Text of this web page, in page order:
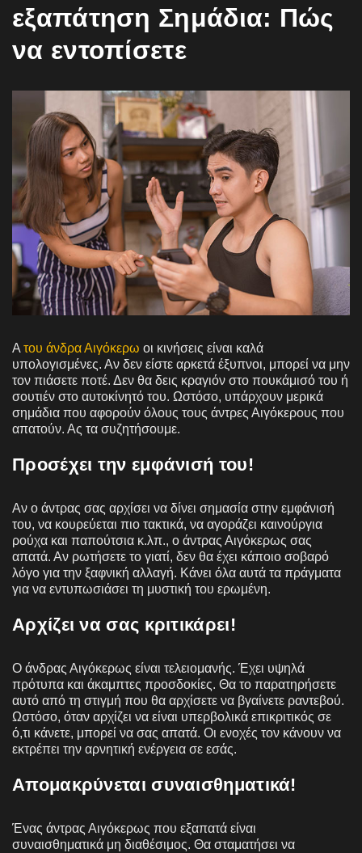
εξαπάτηση Σημάδια: Πώς
να εντοπίσετε
A του άνδρα Αιγόκερω οι κινήσεις είναι καλά
υπολογισμένες. Αν δεν είστε αρκετά έξυπνοι, μπορεί να μην
τον πιάσετε ποτέ. Δεν θα δεις κραγιόν στο πουκάμισό του ή
σουτιέν στο αυτοκίνητό του. Ωστόσο, υπάρχουν μερικά
σημάδια που αφορούν όλους τους άντρες Αιγόκερους που
απατούν. Ας τα συζητήσουμε.
Προσέχει την εμφάνισή του!
Αν ο άντρας σας αρχίσει να δίνει σημασία στην εμφάνισή
του, να κουρεύεται πιο τακτικά, να αγοράζει καινούργια
ρούχα και παπούτσια κ.λπ., ο άντρας Αιγόκερως σας
απατά. Αν ρωτήσετε το γιατί, δεν θα έχει κάποιο σοβαρό
λόγο για την ξαφνική αλλαγή. Κάνει όλα αυτά τα πράγματα
για να εντυπωσιάσει τη μυστική του ερωμένη.
Αρχίζει να σας κριτικάρει!
Ο άνδρας Αιγόκερως είναι τελειομανής. Έχει υψηλά
πρότυπα και άκαμπτες προσδοκίες. Θα το παρατηρήσετε
αυτό από τη στιγμή που θα αρχίσετε να βγαίνετε ραντεβού.
Ωστόσο, όταν αρχίζει να είναι υπερβολικά επικριτικός σε
ό,τι κάνετε, μπορεί να σας απατά. Οι ενοχές τον κάνουν να
εκτρέπει την αρνητική ενέργεια σε εσάς.
Απομακρύνεται συναισθηματικά!
Ένας άντρας Αιγόκερως που εξαπατά είναι
συναισθηματικά μη διαθέσιμος. Θα σταματήσει να